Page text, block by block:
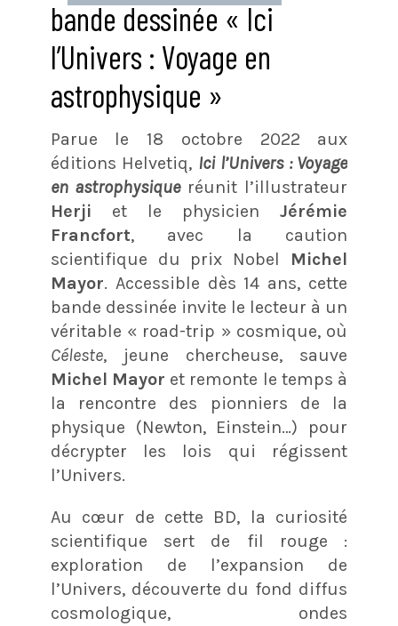
bande dessinée « Ici
l’Univers : Voyage en
astrophysique »
Parue le 18 octobre 2022 aux
éditions Helvetiq, Ici l’Univers : Voyage
en astrophysiqueréunit l’illustrateur
Herji et le physicienJérémie
Francfort, avec la caution
scientifique du prix Nobel Michel
Mayor. Accessible dès 14 ans, cette
bande dessinée invite le lecteur à un
véritable « road-trip » cosmique, où
Céleste, jeune chercheuse, sauve
Michel Mayor et remonte le temps à
la rencontre des pionniers de la
physique (Newton, Einstein…) pour
décrypter les lois qui régissent
l’Univers.
Au cœur de cette BD, la curiosité
scientifique sert de fil rouge :
exploration de l’expansion de
l’Univers, découverte du fond diffus
cosmologique, ondes